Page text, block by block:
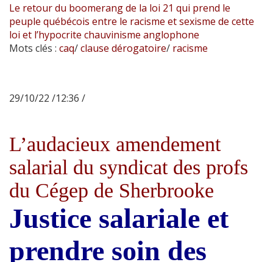
Le retour du boomerang de la loi 21 qui prend le
peuple québécois entre le racisme et sexisme de cette
loi et l’hypocrite chauvinisme anglophone
Mots clés : caq/clause dérogatoire/ racisme
29/10/22 /12:36 /
L’audacieux amendement
salarial du syndicat des profs
du Cégep de Sherbrooke
Justice salariale et
prendre soin des